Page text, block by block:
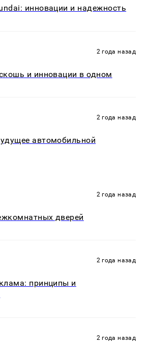
инновации и надежность
2 года назад
и инновации в одном
2 года назад
автомобильной
2 года назад
дверей
2 года назад
принципы и
2 года назад